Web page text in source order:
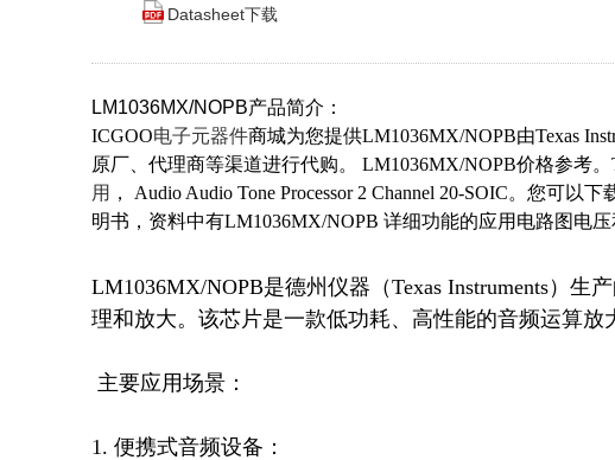
Datasheet下载
LM1036MX/NOPB产品简介：
ICGOO电子元器件商城为您提供LM1036MX/NOPB由Texas
原厂、代理商等渠道进行代购。 LM1036MX/NOPB价格参考。
用 ， Audio Audio Tone Processor 2 Channel 20-SOIC。您可
明书，资料中有LM1036MX/NOPB 详细功能的应用电路图电压
LM1036MX/NOPB是德州仪器（Texas Instruments）
理和放大。该芯片是一款低功耗、高性能的音频运算放
1. 便携式音频设备：